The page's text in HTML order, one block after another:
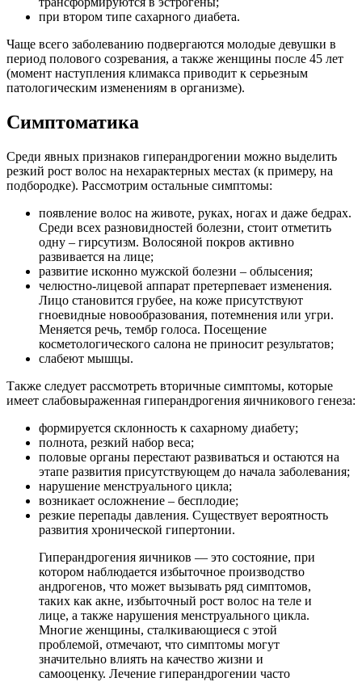
при втором типе сахарного диабета.
Чаще всего заболеванию подвергаются молодые девушки в
период полового созревания, а также женщины после 45 лет
(момент наступления климакса приводит к серьезным
патологическим изменениям в организме).
Симптоматика
Среди явных признаков гиперандрогении можно выделить
резкий рост волос на нехарактерных местах (к примеру, на
подбородке). Рассмотрим остальные симптомы:
появление волос на животе, руках, ногах и даже бедрах.
Среди всех разновидностей болезни, стоит отметить
одну – гирсутизм. Волосяной покров активно
развивается на лице;
развитие исконно мужской болезни – облысения;
челюстно-лицевой аппарат претерпевает изменения.
Лицо становится грубее, на коже присутствуют
гноевидные новообразования, потемнения или угри.
Меняется речь, тембр голоса. Посещение
косметологического салона не приносит результатов;
слабеют мышцы.
Также следует рассмотреть вторичные симптомы, которые
имеет слабовыраженная гиперандрогения яичникового генеза:
формируется склонность к сахарному диабету;
полнота, резкий набор веса;
половые органы перестают развиваться и остаются на
этапе развития присутствующем до начала заболевания;
нарушение менструального цикла;
возникает осложнение – бесплодие;
резкие перепады давления. Существует вероятность
развития хронической гипертонии.
Гиперандрогения яичников — это состояние, при
котором наблюдается избыточное производство
андрогенов, что может вызывать ряд симптомов,
таких как акне, избыточный рост волос на теле и
лице, а также нарушения менструального цикла.
Многие женщины, сталкивающиеся с этой
проблемой, отмечают, что симптомы могут
значительно влиять на качество жизни и
самооценку. Лечение гиперандрогении часто